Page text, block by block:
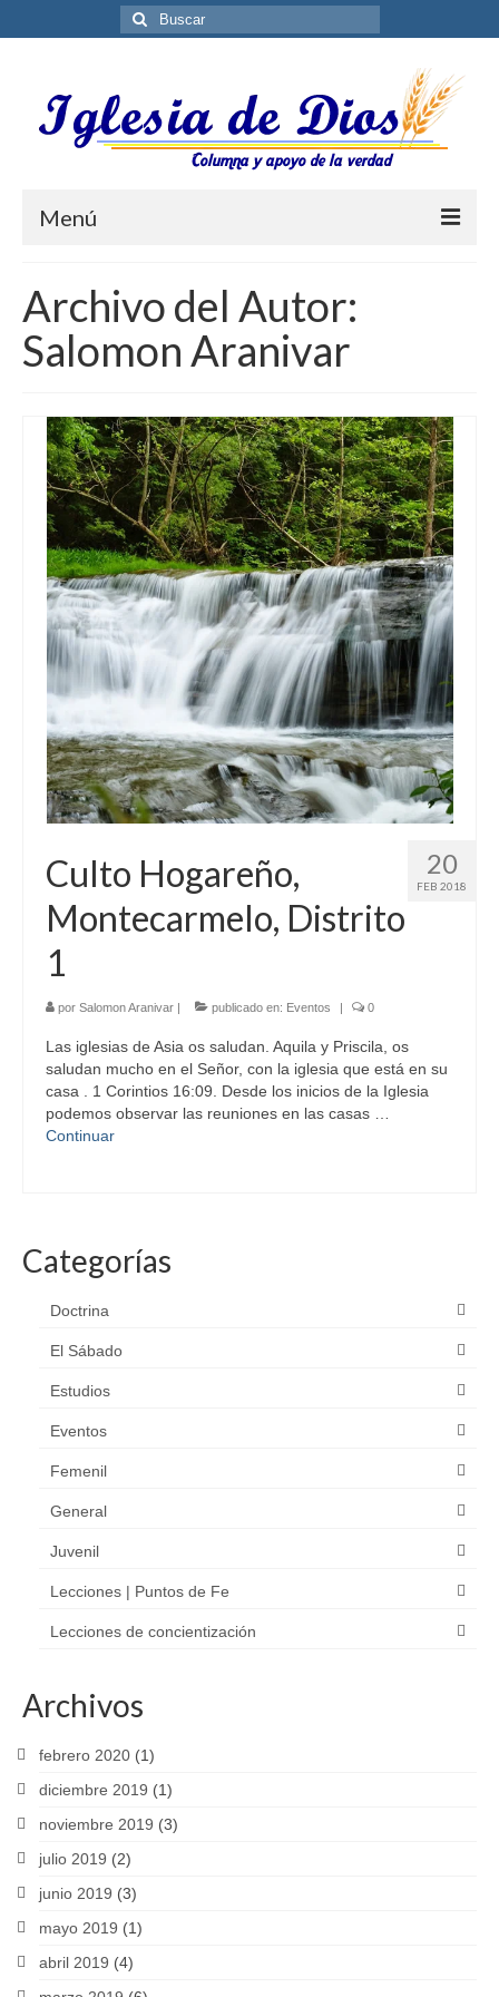
Buscar
por:
Menú
Biblioteca ES
Contáctenos
Archivo del Autor:
Salomon Aranivar
20
FEB 2018
Culto Hogareño,
Montecarmelo, Distrito
1
por Salomon Aranivar | publicado en: Eventos | 0
Las iglesias de Asia os saludan. Aquila y Priscila, os
saludan mucho en el Señor, con la iglesia que está en su
casa . 1 Corintios 16:09. Desde los inicios de la Iglesia
podemos observar las reuniones en las casas …
Continuar
Categorías
Doctrina
El Sábado
Estudios
Eventos
Femenil
General
Juvenil
Lecciones | Puntos de Fe
Lecciones de concientización
Archivos
febrero 2020 (1)
diciembre 2019 (1)
noviembre 2019 (3)
julio 2019 (2)
junio 2019 (3)
mayo 2019 (1)
abril 2019 (4)